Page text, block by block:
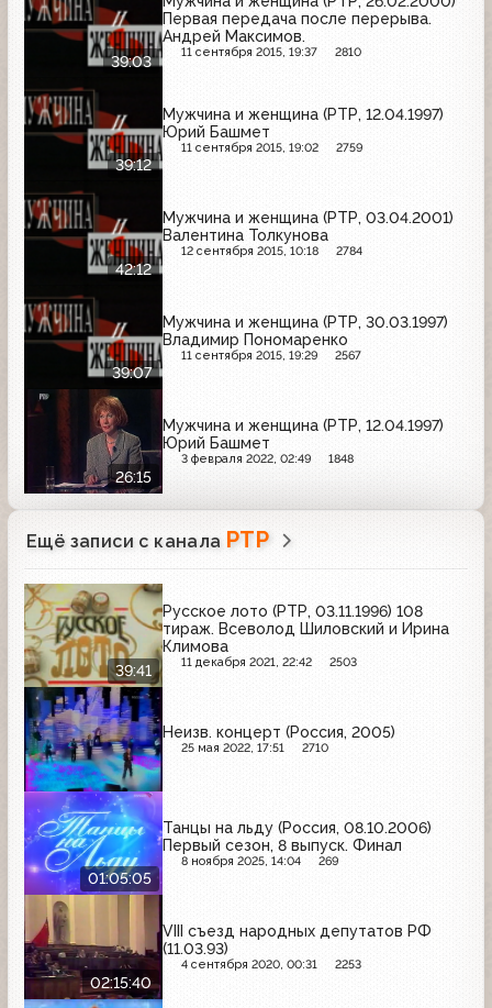
39:03
Первая передача после перерыва.
Андрей Максимов.
11 сентября 2015, 19:37 2810
39:12
Мужчина и женщина (РТР, 12.04.1997)
Юрий Башмет
11 сентября 2015, 19:02 2759
42:12
Мужчина и женщина (РТР, 03.04.2001)
Валентина Толкунова
12 сентября 2015, 10:18 2784
39:07
Мужчина и женщина (РТР, 30.03.1997)
Владимир Пономаренко
11 сентября 2015, 19:29 2567
26:15
Мужчина и женщина (РТР, 12.04.1997)
Юрий Башмет
3 февраля 2022, 02:49 1848
Ещё записи с канала РТР
39:41
Русское лото (РТР, 03.11.1996) 108
тираж. Всеволод Шиловский и Ирина
Климова
11 декабря 2021, 22:42 2503
Неизв. концерт (Россия, 2005)
25 мая 2022, 17:51 2710
01:05:05
Танцы на льду (Россия, 08.10.2006)
Первый сезон, 8 выпуск. Финал
8 ноября 2025, 14:04 269
02:15:40
VIII съезд народных депутатов РФ
(11.03.93)
4 сентября 2020, 00:31 2253